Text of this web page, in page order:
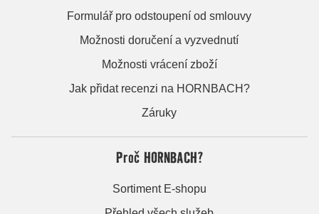
Formulář pro odstoupení od smlouvy
Možnosti doručení a vyzvednutí
Možnosti vrácení zboží
Jak přidat recenzi na HORNBACH?
Záruky
Proč HORNBACH?
Sortiment E-shopu